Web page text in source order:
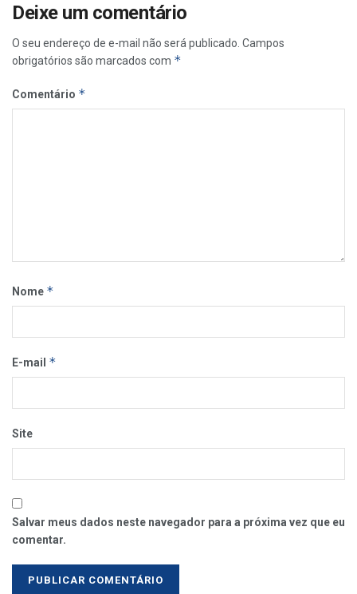
Deixe um comentário
O seu endereço de e-mail não será publicado. Campos
obrigatórios são marcados com *
Comentário *
Nome *
E-mail *
Site
Salvar meus dados neste navegador para a próxima vez que eu
comentar.